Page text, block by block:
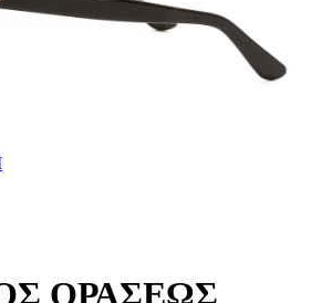
ΟΡΑΣΕΩΣ